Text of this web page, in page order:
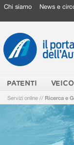
Chi siamo News e
PATENTI
Servizi online // Ricerca e